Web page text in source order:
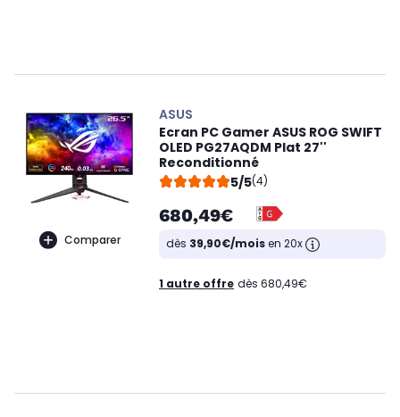
Comparer
ASUS
Ecran PC Gamer ASUS ROG SWIFT
OLED PG27AQDM Plat 27''
Reconditionné
5/5(4)
680,49€
dès 39,90€/moisen 20x
1 autre offre dès 680,49€